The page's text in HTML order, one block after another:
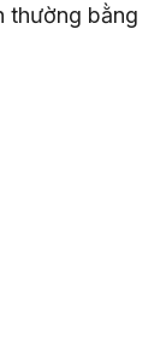
thường bằng